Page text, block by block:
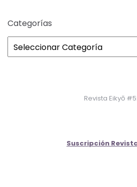
Categorías
Revista Eikyō
Suscripción